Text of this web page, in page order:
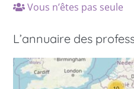
Vous n’êtes pas seule
L’annuaire des